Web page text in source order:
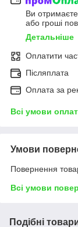
Ви
або гроші
Детальніше
Оплатити
Післяплата
Оплата за
Всі умови
Умови
Повернення
Всі умови
Подібні